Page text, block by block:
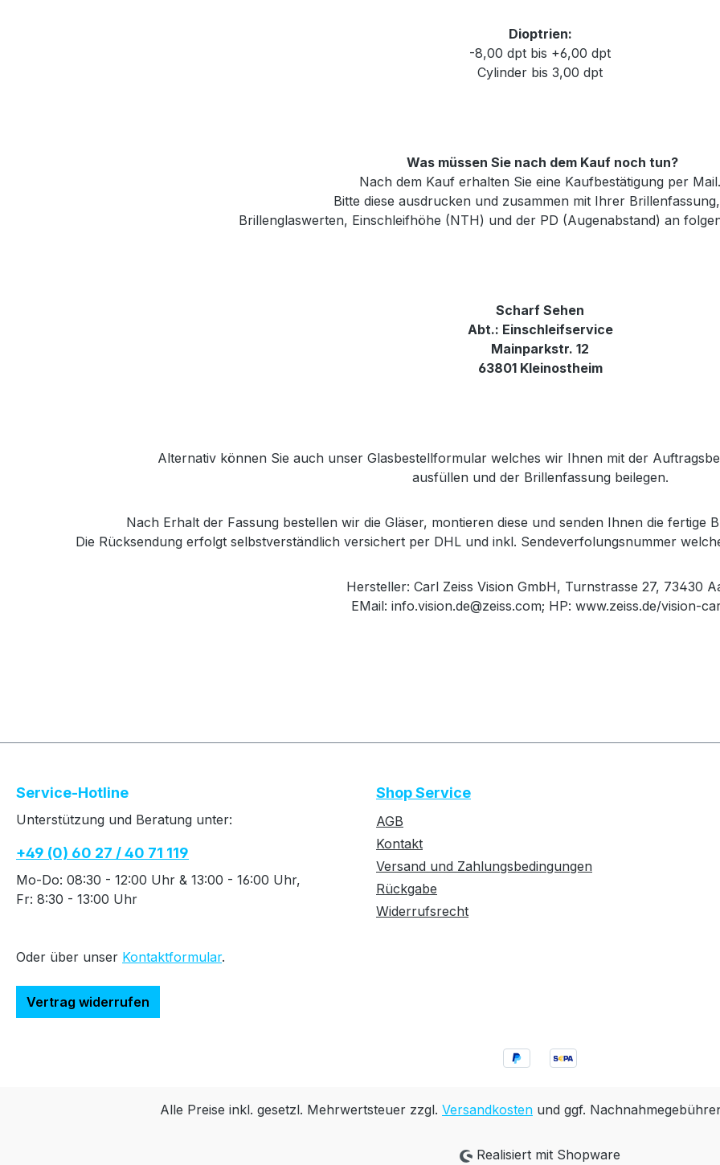
Dioptrien:
-8,00 dpt bis +6,00 dpt
Cylinder bis 3,00 dpt
Was müssen Sie nach dem Kauf noch tun?
Nach dem Kauf erhalten Sie eine Kaufbestätigung per Mail.
Bitte diese ausdrucken und zusammen mit Ihrer
Brillenglaswerten, Einschleifhöhe (NTH) und der PD (Augenabstand) an
Scharf Sehen
Abt.: Einschleifservice
Mainparkstr. 12
63801 Kleinostheim
Alternativ können Sie auch unser Glasbestellformular welches wir Ihnen mit der
ausfüllen und der Brillenfassung beilegen.
Nach Erhalt der Fassung bestellen wir die Gläser, montieren diese und senden Ihnen die fertige
Die Rücksendung erfolgt selbstverständlich versichert per DHL und inkl. Sendeverfolungsnummer
Hersteller: Carl Zeiss Vision GmbH, Turnstrasse 27, 73430
EMail: info.vision.de@zeiss.com; HP: www.zeiss.de/vision-
Service-Hotline
Unterstützung und Beratung unter:
+49 (0) 60 27 / 40 71 119
Mo-Do: 08:30 - 12:00 Uhr & 13:00 - 16:00 Uhr,
Fr: 8:30 - 13:00 Uhr
Oder über unser Kontaktformular.
Vertrag widerrufen
Shop Service
AGB
Kontakt
Versand und Zahlungsbedingungen
Rückgabe
Widerrufsrecht
Alle Preise inkl. gesetzl. Mehrwertsteuer zzgl. Versandkosten und ggf.
Realisiert mit Shopware